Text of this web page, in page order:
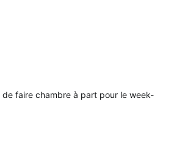
de faire chambre à part pour le week-